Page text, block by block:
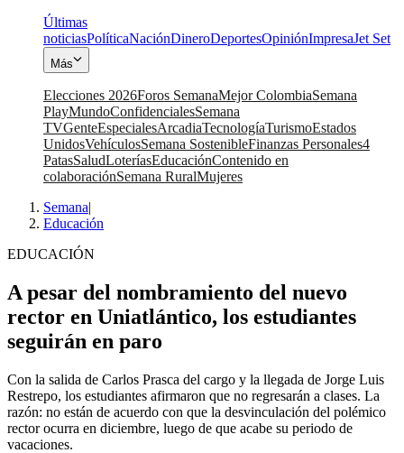
Últimas
noticiasPolíticaNaciónDineroDeportesOpiniónImpresaJet Set
Más
Elecciones 2026Foros SemanaMejor ColombiaSemana
PlayMundoConfidencialesSemana
TVGenteEspecialesArcadiaTecnologíaTurismoEstados
UnidosVehículosSemana SostenibleFinanzas Personales4
PatasSaludLoteríasEducaciónContenido en
colaboraciónSemana RuralMujeres
Semana|
Educación
EDUCACIÓN
A pesar del nombramiento del nuevo
rector en Uniatlántico, los estudiantes
seguirán en paro
Con la salida de Carlos Prasca del cargo y la llegada de Jorge Luis
Restrepo, los estudiantes afirmaron que no regresarán a clases. La
razón: no están de acuerdo con que la desvinculación del polémico
rector ocurra en diciembre, luego de que acabe su periodo de
vacaciones.